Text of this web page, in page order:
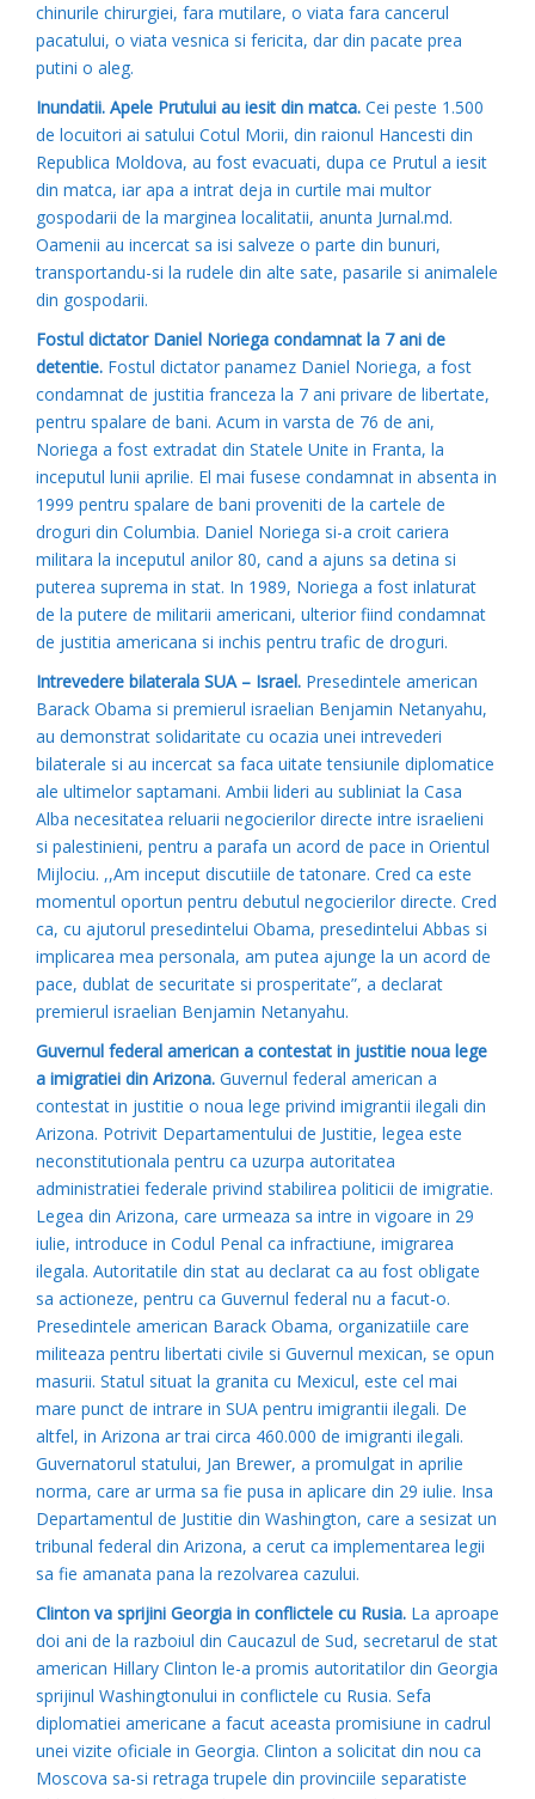
chinurile chirurgiei, fara mutilare, o viata fara cancerul
pacatului, o viata vesnica si fericita, dar din pacate prea
putini o aleg.
Inundatii. Apele Prutului au iesit din matca. Cei peste 1.500
de locuitori ai satului Cotul Morii, din raionul Hancesti din
Republica Moldova, au fost evacuati, dupa ce Prutul a iesit
din matca, iar apa a intrat deja in curtile mai multor
gospodarii de la marginea localitatii, anunta Jurnal.md.
Oamenii au incercat sa isi salveze o parte din bunuri,
transportandu-si la rudele din alte sate, pasarile si animalele
din gospodarii.
Fostul dictator Daniel Noriega condamnat la 7 ani de
detentie. Fostul dictator panamez Daniel Noriega, a fost
condamnat de justitia franceza la 7 ani privare de libertate,
pentru spalare de bani. Acum in varsta de 76 de ani,
Noriega a fost extradat din Statele Unite in Franta, la
inceputul lunii aprilie. El mai fusese condamnat in absenta in
1999 pentru spalare de bani proveniti de la cartele de
droguri din Columbia. Daniel Noriega si-a croit cariera
militara la inceputul anilor 80, cand a ajuns sa detina si
puterea suprema in stat. In 1989, Noriega a fost inlaturat
de la putere de militarii americani, ulterior fiind condamnat
de justitia americana si inchis pentru trafic de droguri.
Intrevedere bilaterala SUA – Israel. Presedintele american
Barack Obama si premierul israelian Benjamin Netanyahu,
au demonstrat solidaritate cu ocazia unei intrevederi
bilaterale si au incercat sa faca uitate tensiunile diplomatice
ale ultimelor saptamani. Ambii lideri au subliniat la Casa
Alba necesitatea reluarii negocierilor directe intre israelieni
si palestinieni, pentru a parafa un acord de pace in Orientul
Mijlociu. ,,Am inceput discutiile de tatonare. Cred ca este
momentul oportun pentru debutul negocierilor directe. Cred
ca, cu ajutorul presedintelui Obama, presedintelui Abbas si
implicarea mea personala, am putea ajunge la un acord de
pace, dublat de securitate si prosperitate”, a declarat
premierul israelian Benjamin Netanyahu.
Guvernul federal american a contestat in justitie noua lege
a imigratiei din Arizona. Guvernul federal american a
contestat in justitie o noua lege privind imigrantii ilegali din
Arizona. Potrivit Departamentului de Justitie, legea este
neconstitutionala pentru ca uzurpa autoritatea
administratiei federale privind stabilirea politicii de imigratie.
Legea din Arizona, care urmeaza sa intre in vigoare in 29
iulie, introduce in Codul Penal ca infractiune, imigrarea
ilegala. Autoritatile din stat au declarat ca au fost obligate
sa actioneze, pentru ca Guvernul federal nu a facut-o.
Presedintele american Barack Obama, organizatiile care
militeaza pentru libertati civile si Guvernul mexican, se opun
masurii. Statul situat la granita cu Mexicul, este cel mai
mare punct de intrare in SUA pentru imigrantii ilegali. De
altfel, in Arizona ar trai circa 460.000 de imigranti ilegali.
Guvernatorul statului, Jan Brewer, a promulgat in aprilie
norma, care ar urma sa fie pusa in aplicare din 29 iulie. Insa
Departamentul de Justitie din Washington, care a sesizat un
tribunal federal din Arizona, a cerut ca implementarea legii
sa fie amanata pana la rezolvarea cazului.
Clinton va sprijini Georgia in conflictele cu Rusia. La aproape
doi ani de la razboiul din Caucazul de Sud, secretarul de stat
american Hillary Clinton le-a promis autoritatilor din Georgia
sprijinul Washingtonului in conflictele cu Rusia. Sefa
diplomatiei americane a facut aceasta promisiune in cadrul
unei vizite oficiale in Georgia. Clinton a solicitat din nou ca
Moscova sa-si retraga trupele din provinciile separatiste